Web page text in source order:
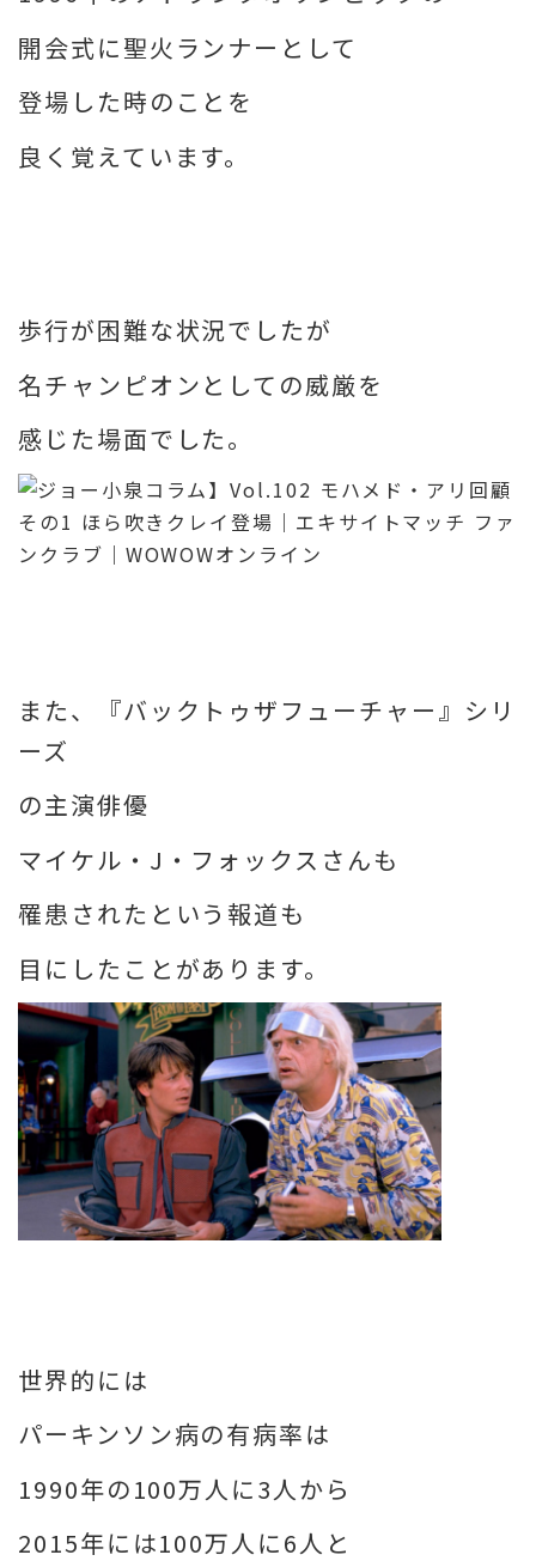
開会式に聖火ランナーとして
登場した時のことを
良く覚えています。
歩行が困難な状況でしたが
名チャンピオンとしての威厳を
感じた場面でした。
また、『バックトゥザフューチャー』シリ
ーズ
の主演俳優
マイケル・J・フォックスさんも
罹患されたという報道も
目にしたことがあります。
世界的には
パーキンソン病の有病率は
1990年の100万人に3人から
2015年には100万人に6人と